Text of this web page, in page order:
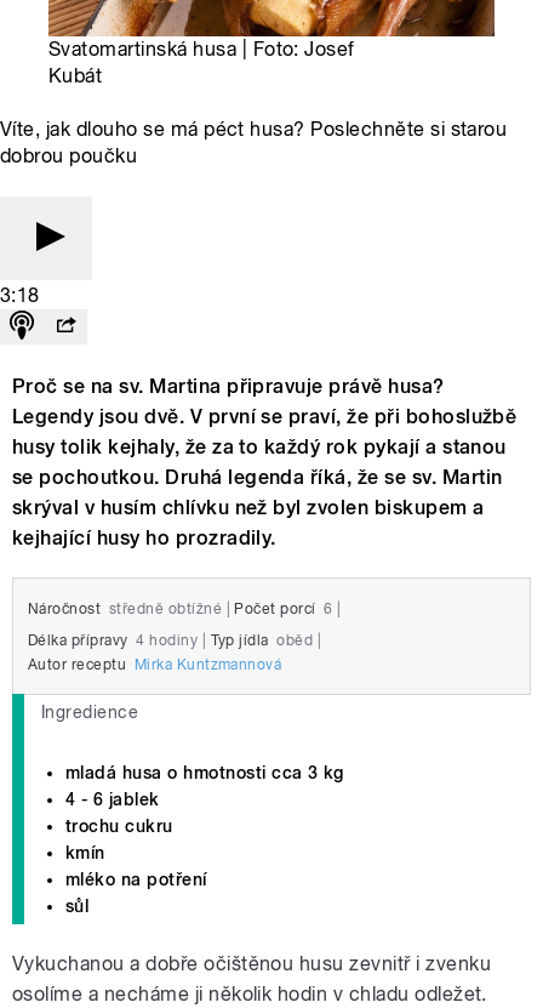
Svatomartinská husa | Foto: Josef
Kubát
Víte, jak dlouho se má péct husa? Poslechněte si starou
dobrou poučku
3:18
Proč se na sv. Martina připravuje právě husa?
Legendy jsou dvě. V první se praví, že při bohoslužbě
husy tolik kejhaly, že za to každý rok pykají a stanou
se pochoutkou. Druhá legenda říká, že se sv. Martin
skrýval v husím chlívku než byl zvolen biskupem a
kejhající husy ho prozradily.
Náročnost středně obtížné Počet porcí 6
Délka přípravy 4 hodiny Typ jídla oběd
Autor receptu
Mirka Kuntzmannová
Ingredience
mladá husa o hmotnosti cca 3 kg
4 - 6 jablek
trochu cukru
kmín
mléko na potření
sůl
Vykuchanou a dobře očištěnou husu zevnitř i zvenku
osolíme a necháme ji několik hodin v chladu odležet.